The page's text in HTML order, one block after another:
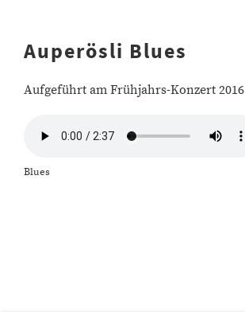
Auperösli Blues
Aufgeführt am Frühjahrs-Konzert 2016
Blues